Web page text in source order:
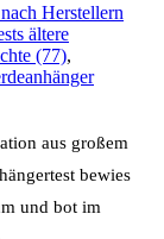
Herstellern
ältere
(77),
aus großem
bewies
und bot im